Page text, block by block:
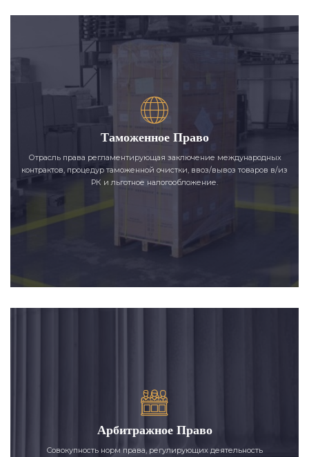
Таможенное Право
Отрасль права регламентирующая заключение международных
контрактов, процедур таможенной очистки, ввоз/вывоз товаров в/из
РК и льготное налогообложение.
Арбитражное Право
Совокупность норм права, регулирующих деятельность